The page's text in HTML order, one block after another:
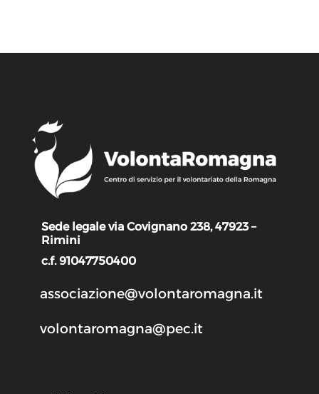
Sede legale via Covignano 238, 47923 –
Rimini
c.f. 91047750400
associazione@volontaromagna.it
volontaromagna@pec.it